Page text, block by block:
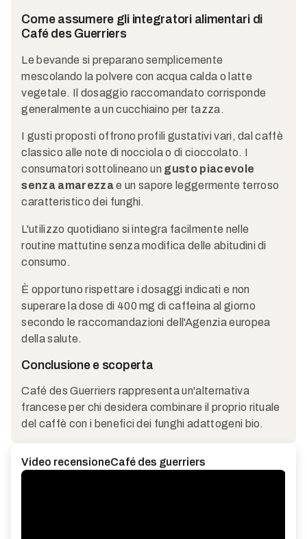
Come assumere gli integratori alimentari di
Café des Guerriers
Le bevande si preparano semplicemente
mescolando la polvere con acqua calda o latte
vegetale. Il dosaggio raccomandato corrisponde
generalmente a un cucchiaino per tazza.
I gusti proposti offrono profili gustativi vari, dal caffè
classico alle note di nocciola o di cioccolato. I
consumatori sottolineano un gusto piacevole
senza amarezzae un sapore leggermente terroso
caratteristico dei funghi.
L'utilizzo quotidiano si integra facilmente nelle
routine mattutine senza modifica delle abitudini di
consumo.
È opportuno rispettare i dosaggi indicati e non
superare la dose di 400 mg di caffeina al giorno
secondo le raccomandazioni dell'Agenzia europea
della salute.
Conclusione e scoperta
Café des Guerriers rappresenta un'alternativa
francese per chi desidera combinare il proprio rituale
del caffè con i benefici dei funghi adattogeni bio.
Video recensioneCafé des guerriers